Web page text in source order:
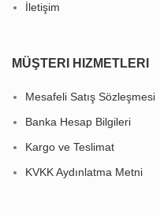
İletişim
MÜŞTERI HIZMETLERI
Mesafeli Satış Sözleşmesi
Banka Hesap Bilgileri
Kargo ve Teslimat
KVKK Aydınlatma Metni